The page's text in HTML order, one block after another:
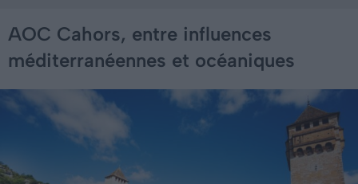
AOC Cahors, entre influences
méditerranéennes et océaniques